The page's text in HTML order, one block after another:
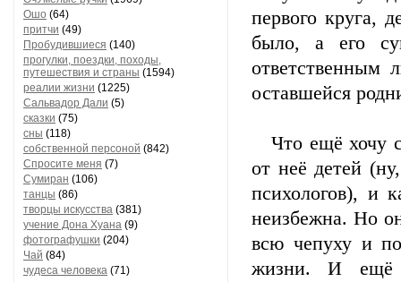
Ошо (64)
притчи (49)
Пробудившиеся (140)
прогулки, поездки, походы,
путешествия и страны (1594)
реалии жизни (1225)
Сальвадор Дали (5)
сказки (75)
сны (118)
собственной персоной (842)
Спросите меня (7)
Сумиран (106)
танцы (86)
творцы искусства (381)
учение Дона Хуана (9)
фотографушки (204)
Чай (84)
чудеса человека (71)
первого круга,
было, а его
ответственным
оставшейся
Что ещё хочу
от неё детей
психологов), и
неизбежна. Но
всю чепуху и
жизни. И ещё